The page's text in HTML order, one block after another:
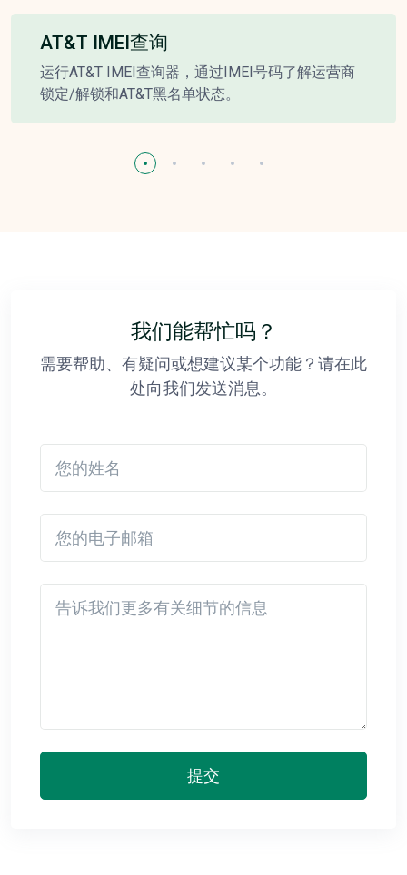
AT&T IMEI查询
运行AT&T IMEI查询器，通过IMEI号码了解运营商
锁定/解锁和AT&T黑名单状态。
我们能帮忙吗？
需要帮助、有疑问或想建议某个功能？请在此
处向我们发送消息。
提交